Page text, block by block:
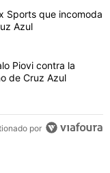
en los
de los expertos
Sports que incomoda
Azul
queja de
Piovi contra la
de Cruz Azul
por